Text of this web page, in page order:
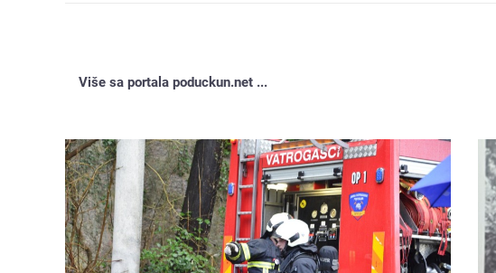
Više sa portala poduckun.net ...